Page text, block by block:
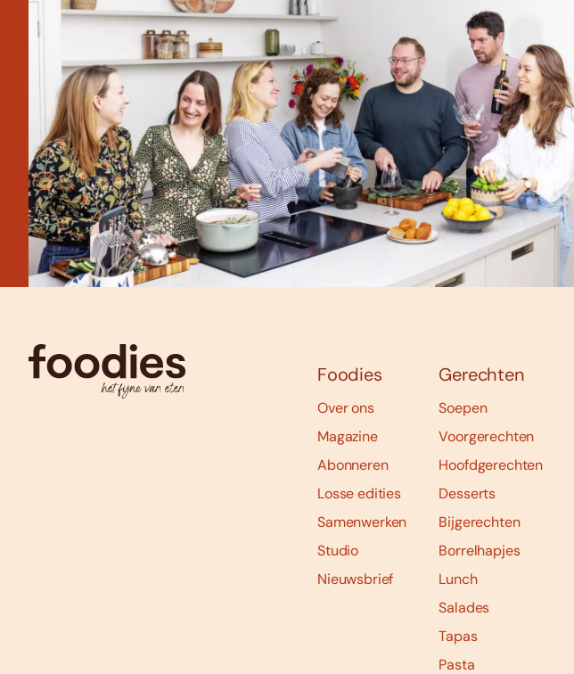
Foodies
Over ons
Magazine
Abonneren
Losse edities
Samenwerken
Studio
Nieuwsbrief
Gerechten
Soepen
Voorgerechten
Hoofdgerechten
Desserts
Bijgerechten
Borrelhapjes
Lunch
Salades
Tapas
Pasta